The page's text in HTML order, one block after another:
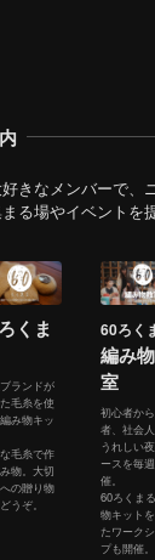
きなメンバーで、
る場やイベントを
くま
ランドが
毛糸を使
み物キッ
な毛糸で作
物。大切
の贈り物
うぞ。
60ろく
編み
室
初心者か
者、社会
うれしい
ースを毎
催。
60ろくま
物キット
たワーク
プも開催。